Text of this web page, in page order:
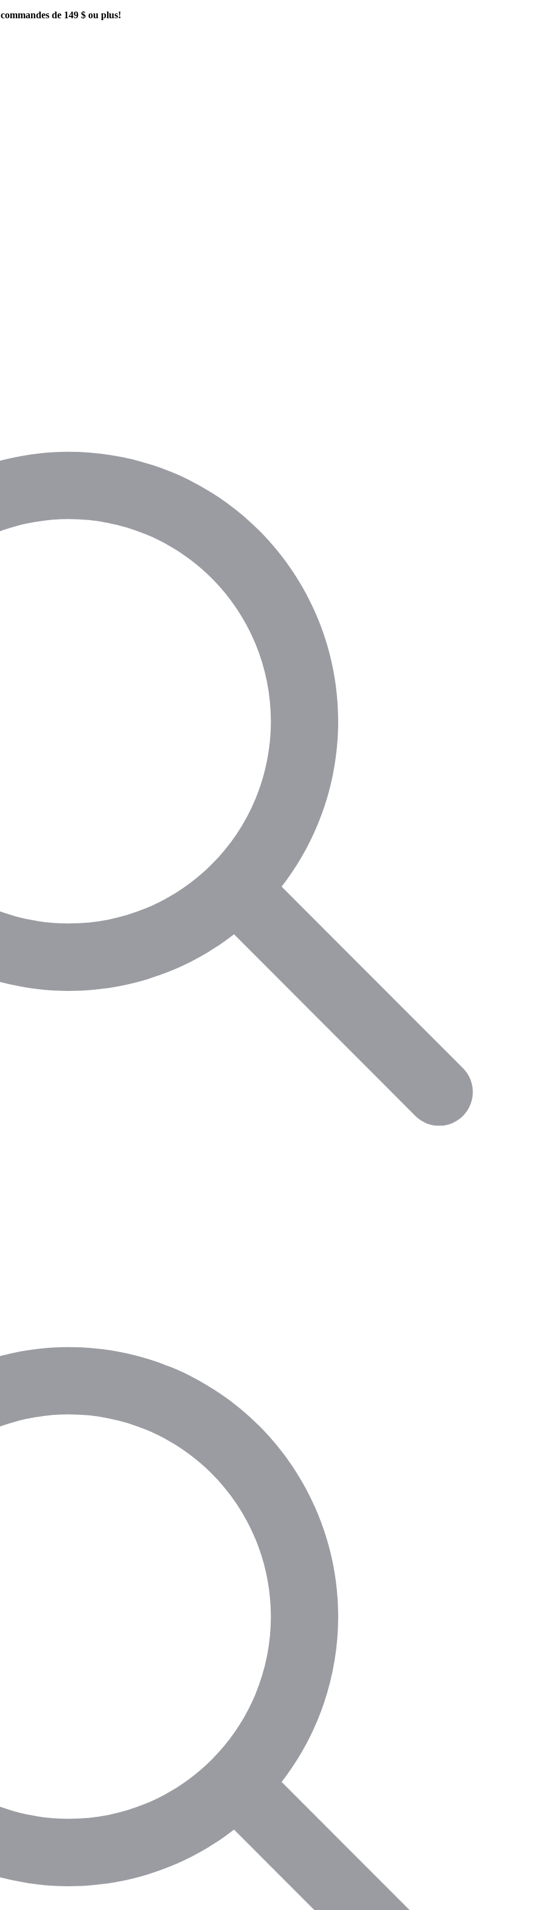
de 149 $ ou plus!